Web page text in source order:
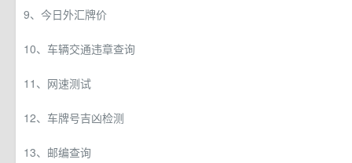
9、今日外汇牌价
10、车辆交通违章查询
11、网速测试
12、车牌号吉凶检测
13、邮编查询